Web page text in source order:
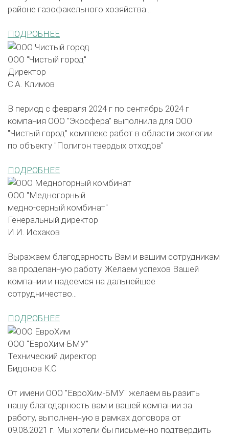
районе газофакельного хозяйства...
ПОДРОБНЕЕ
ООО "Чистый город"
Директор
С.А. Климов
В период с февраля 2024 г по сентябрь 2024 г
компания ООО "Экосфера" выполнила для ООО
"Чистый город" комплекс работ в области экологии
по объекту "Полигон твердых отходов"
ПОДРОБНЕЕ
ООО "Медногорный
медно-серный комбинат"
Генеральный директор
И.И. Исхаков
Выражаем благодарность Вам и вашим сотрудникам
за проделанную работу. Желаем успехов Вашей
компании и надеемся на дальнейшее
сотрудничество...
ПОДРОБНЕЕ
ООО “ЕвроХим-БМУ”
Технический директор
Бидонов К.С
От имени ООО "ЕвроХим-БМУ" желаем выразить
нашу благодарность вам и вашей компании за
работу, выполненную в рамках договора от
09.08.2021 г. Мы хотели бы письменно подтвердить